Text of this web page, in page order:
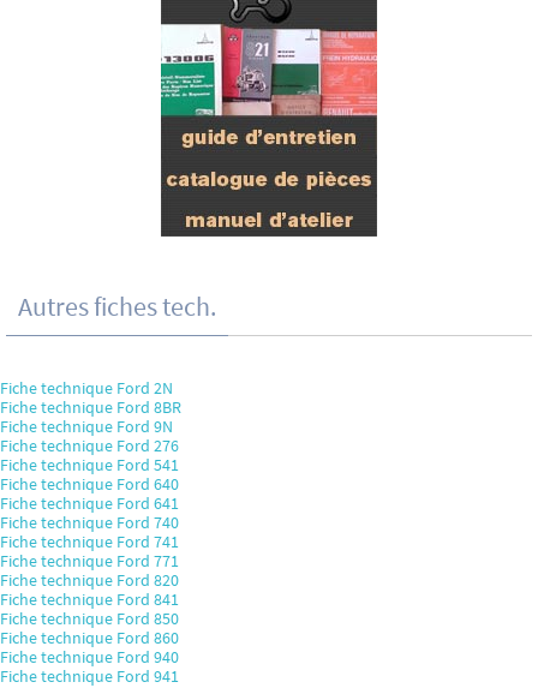
Autres fiches tech.
Fiche technique Ford 2N
Fiche technique Ford 8BR
Fiche technique Ford 9N
Fiche technique Ford 276
Fiche technique Ford 541
Fiche technique Ford 640
Fiche technique Ford 641
Fiche technique Ford 740
Fiche technique Ford 741
Fiche technique Ford 771
Fiche technique Ford 820
Fiche technique Ford 841
Fiche technique Ford 850
Fiche technique Ford 860
Fiche technique Ford 940
Fiche technique Ford 941